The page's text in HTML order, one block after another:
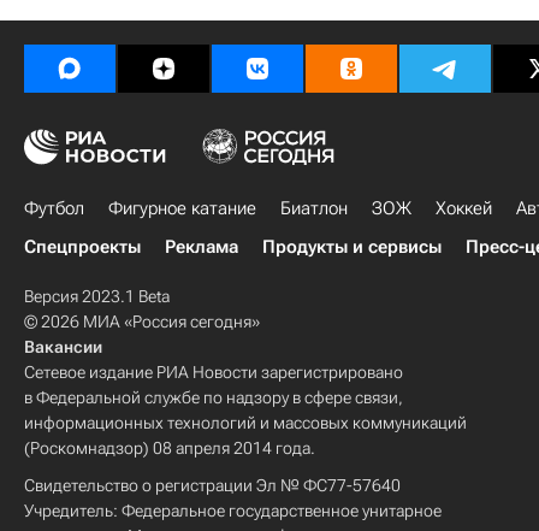
Футбол Фигурное катание Биатлон ЗОЖ Хоккей
Спецпроекты
Реклама Продукты и сервисы Пресс-
Версия 2023.1 Beta
© 2026 МИА «Россия сегодня»
Вакансии
Сетевое издание РИА Новости зарегистрировано
в Федеральной службе по надзору в сфере связи,
информационных технологий и массовых коммуникаций
(Роскомнадзор) 08 апреля 2014 года.
Свидетельство о регистрации Эл № ФС77-57640
Учредитель: Федеральное государственное унитарное